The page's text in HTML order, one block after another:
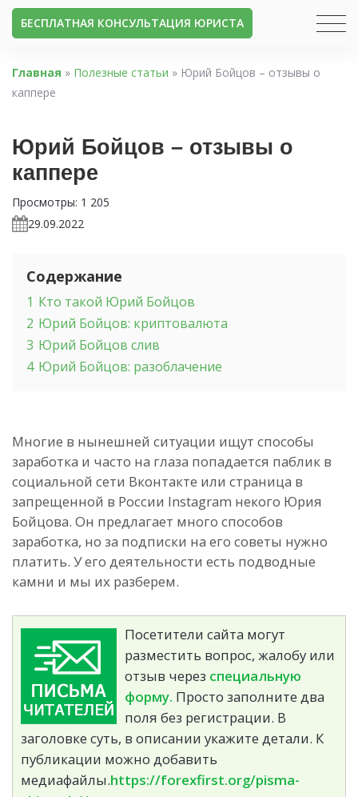
БЕСПЛАТНАЯ КОНСУЛЬТАЦИЯ ЮРИСТА
Главная » Полезные статьи » Юрий Бойцов – отзывы о
каппере
Юрий Бойцов – отзывы о
каппере
Просмотры: 1 205
29.09.2022
Содержание
1 Кто такой Юрий Бойцов
2 Юрий Бойцов: криптовалюта
3 Юрий Бойцов слив
4 Юрий Бойцов: разоблачение
Многие в нынешней ситуации ищут способы
заработка и часто на глаза попадается паблик в
социальной сети Вконтакте или страница в
запрещенной в России Instagram некого Юрия
Бойцова. Он предлагает много способов
заработка, но за подписки на его советы нужно
платить. У его деятельности есть подводные
камни и мы их разберем.
Посетители сайта могут
разместить вопрос, жалобу или
отзыв через специальную
форму. Просто заполните два
поля без регистрации. В
заголовке суть, в описании укажите детали. К
публикации можно добавить
медиафайлы.https://forexfirst.org/pisma-